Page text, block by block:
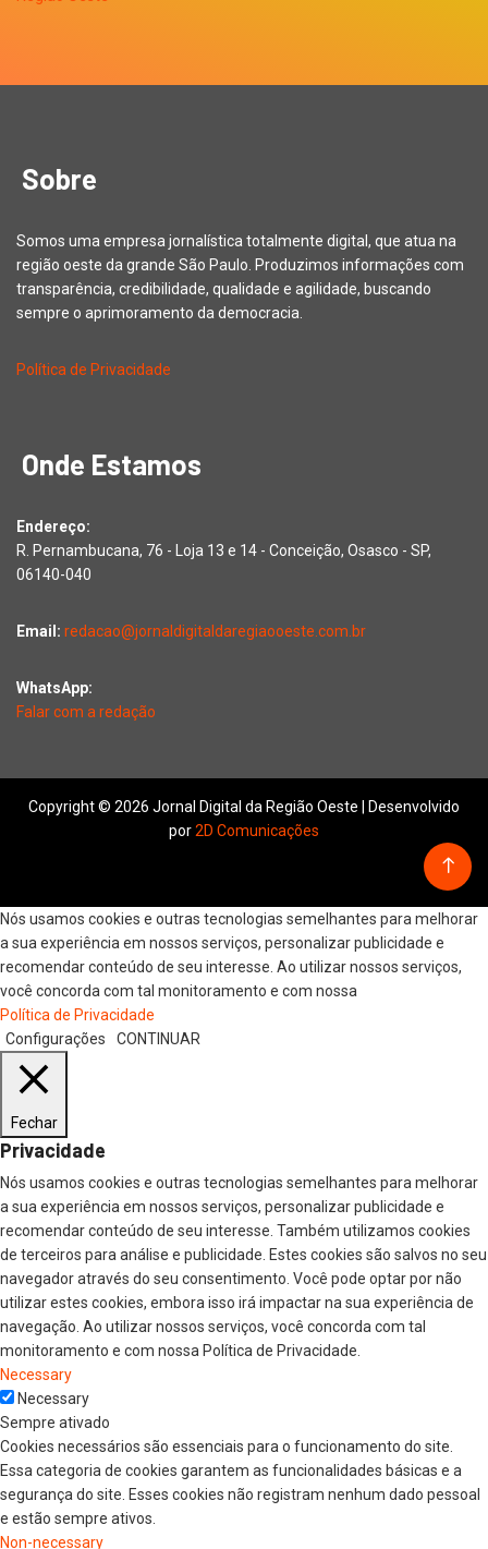
Sobre
Somos uma empresa jornalística totalmente digital, que atua na
região oeste da grande São Paulo. Produzimos informações com
transparência, credibilidade, qualidade e agilidade, buscando
sempre o aprimoramento da democracia.
Política de Privacidade
Onde Estamos
Endereço:
R. Pernambucana, 76 - Loja 13 e 14 - Conceição, Osasco - SP,
06140-040
Email: redacao@jornaldigitaldaregiaooeste.com.br
WhatsApp:
Falar com a redação
Copyright © 2026 Jornal Digital da Região Oeste | Desenvolvido
por2D Comunicações
Nós usamos cookies e outras tecnologias semelhantes para melhorar
a sua experiência em nossos serviços, personalizar publicidade e
recomendar conteúdo de seu interesse. Ao utilizar nossos serviços,
você concorda com tal monitoramento e com nossa
Política de Privacidade
Configurações
CONTINUAR
Fechar
Privacidade
Nós usamos cookies e outras tecnologias semelhantes para melhorar
a sua experiência em nossos serviços, personalizar publicidade e
recomendar conteúdo de seu interesse. Também utilizamos cookies
de terceiros para análise e publicidade. Estes cookies são salvos no seu
navegador através do seu consentimento. Você pode optar por não
utilizar estes cookies, embora isso irá impactar na sua experiência de
navegação. Ao utilizar nossos serviços, você concorda com tal
monitoramento e com nossa Política de Privacidade.
Necessary
Necessary
Sempre ativado
Cookies necessários são essenciais para o funcionamento do site.
Essa categoria de cookies garantem as funcionalidades básicas e a
segurança do site. Esses cookies não registram nenhum dado pessoal
e estão sempre ativos.
Non-necessary